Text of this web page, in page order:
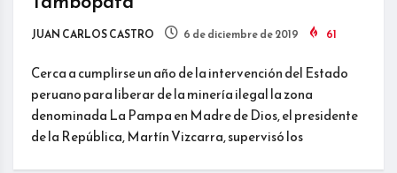
JUAN CARLOS CASTRO 6 de diciembre de 2019 61
Cerca a cumplirse un año de la intervención del Estado
peruano para liberar de la minería ilegal la zona
denominada La Pampa en Madre de Dios, el presidente
de la República, Martín Vizcarra, supervisó los